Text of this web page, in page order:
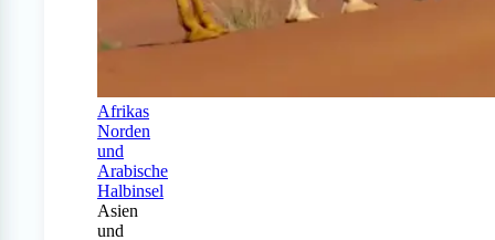
Afrikas
Norden
und
Arabische
Halbinsel
Asien
und